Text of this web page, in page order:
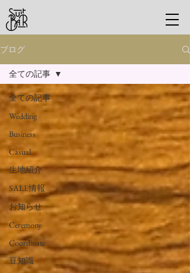
ブログ
全ての記事
Wedding
Business
Casual
生地紹介
SALE情報
お知らせ
Ceremony
Coordinate
豆知識
全ての記事